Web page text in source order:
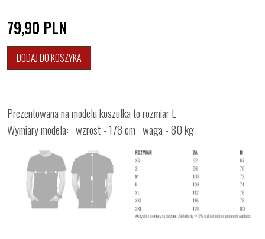
79,90 PLN
DODAJ DO KOSZYKA
Prezentowana na modelu koszulka to rozmiar L
Wymiary modela: wzrost - 178 cm waga - 80 kg